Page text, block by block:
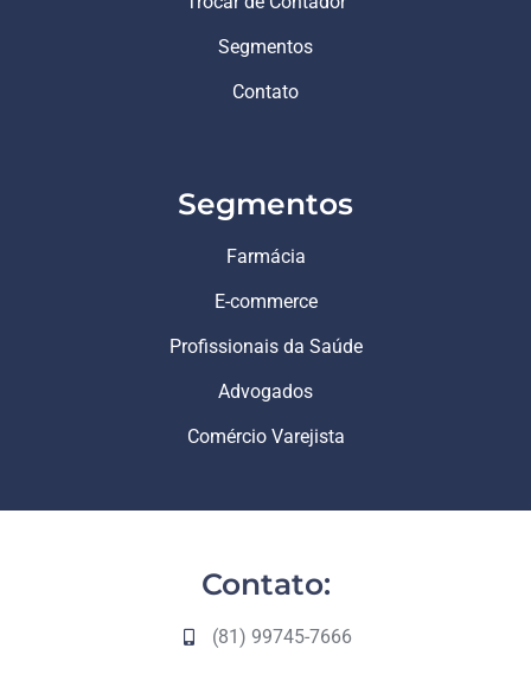
Segmentos
Contato
Segmentos
Farmácia
E-commerce
Profissionais da Saúde
Advogados
Comércio Varejista
Contato:
(81) 99745-7666